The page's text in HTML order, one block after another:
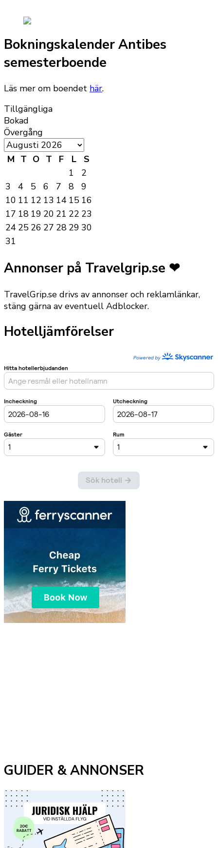
Bokningskalender Antibes
semesterboende
Läs mer om boendet här.
Tillgängliga
Bokad
Övergång
M T O T F L
S
1
2
3
4 5 6 7 8
9
10 11 12 13 14 15 16
17 18 19 20 21 22 23
24 25 26 27 28 29 30
31
Annonser på Travelgrip.se ❤
TravelGrip.se drivs av annonser och reklamlänkar,
stäng gärna av eventuell Adblocker.
Hotelljämförelser
GUIDER & ANNONSER